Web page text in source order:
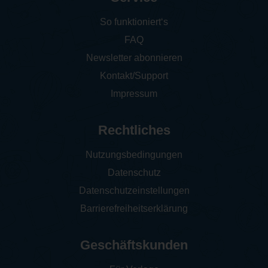
So funktioniert‘s
FAQ
Newsletter abonnieren
Kontakt/Support
Impressum
Rechtliches
Nutzungsbedingungen
Datenschutz
Datenschutzeinstellungen
Barrierefreiheitserklärung
Geschäftskunden